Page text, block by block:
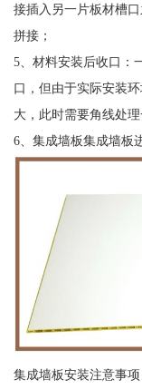
接插入另一片板材槽
拼接；
5、材料安装后收口：
口，但由于实际安装
大，此时需要角线处理
6、集成墙板集成墙板
集成墙板安装注意事项